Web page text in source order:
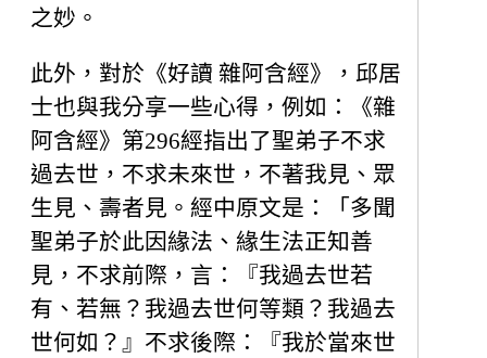
之妙。
此外，對於《好讀 雜阿含經》，邱居
士也與我分享一些心得，例如：《雜
阿含經》第296經指出了聖弟子不求
過去世，不求未來世，不著我見、眾
生見、壽者見。經中原文是：「 多聞
聖弟子於此因緣法、緣生法正知善
見，不求前際，言：『我過去世若
有、若無？我過去世何等類？我過去
世何如？』不求後際：『我於當來世